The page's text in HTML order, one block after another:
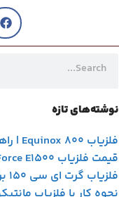
نوشته‌های تازه
فلزیاب Equinox 800 | راهنمای خرید و بررسی کامل
قیمت فلزیاب AlgoForce E1500 + بررسی ارزش خرید
فلزیاب گرت ای سی 150 برای چه افرادی مناسب است؟